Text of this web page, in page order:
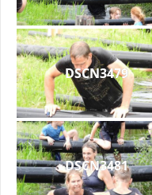
DSCN3479
DSCN3481